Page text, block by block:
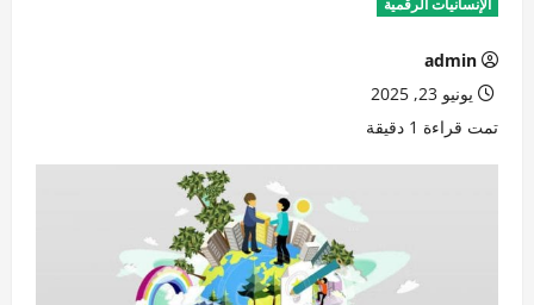
الإنسانيات الرقمية
admin
يونيو 23, 2025
تمت قراءة 1 دقيقة